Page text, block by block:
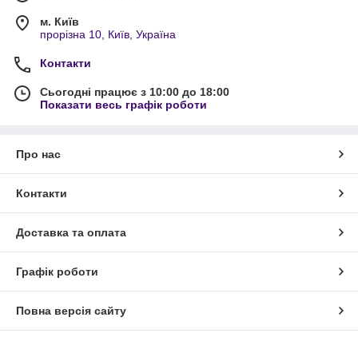
м. Київ
прорізна 10, Київ, Україна
Контакти
Сьогодні працює з 10:00 до 18:00
Показати весь графік роботи
Про нас
Контакти
Доставка та оплата
Графік роботи
Повна версія сайту